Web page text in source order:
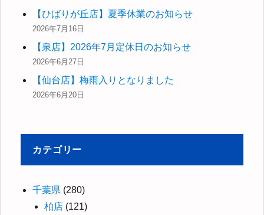
【ひばりが丘店】夏季休業のお知らせ
2026年7月16日
【泉店】2026年7月定休日のお知らせ
2026年6月27日
【仙台店】梅雨入りとなりました
2026年6月20日
カテゴリー
千葉県 (280)
柏店 (121)